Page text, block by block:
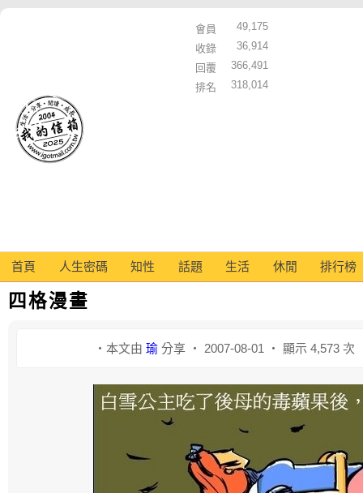
會員
49,175
收錄
36,914
回覆
366,491
排名
318,014
首頁 人生密碼 知性 話題 生活 休閒 排行榜
四格漫畫
‧本文由瑜 分享 ‧ 2007-08-01 ‧ 顯示 4,573